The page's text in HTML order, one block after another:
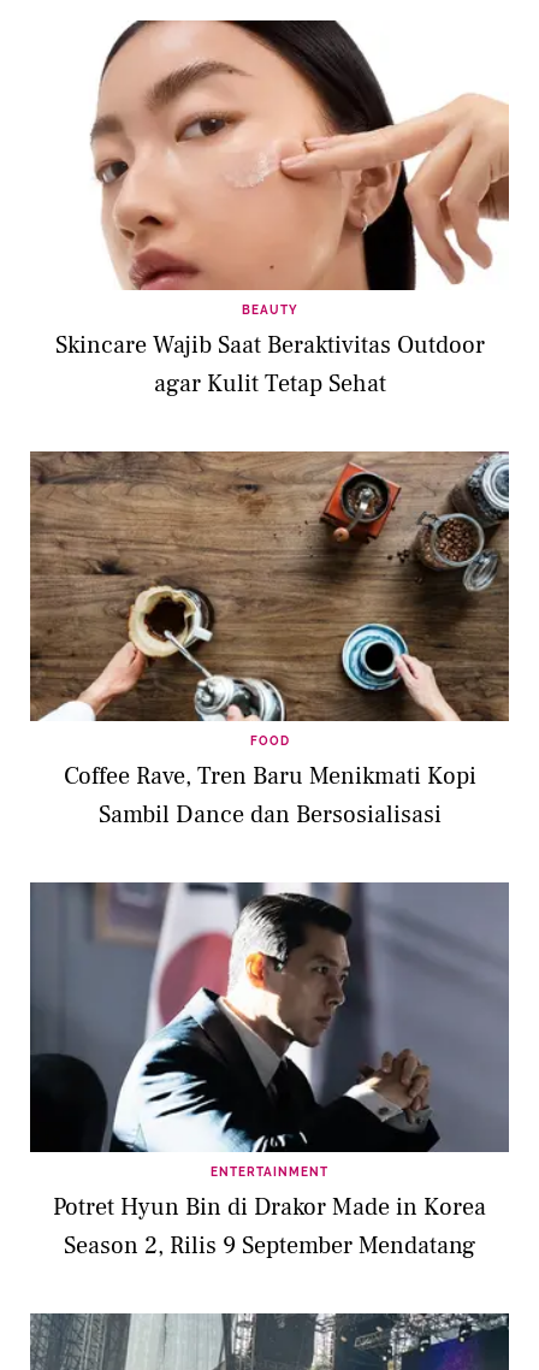
BEAUTY
Skincare Wajib Saat Beraktivitas Outdoor
agar Kulit Tetap Sehat
FOOD
Coffee Rave, Tren Baru Menikmati Kopi
Sambil Dance dan Bersosialisasi
ENTERTAINMENT
Potret Hyun Bin di Drakor Made in Korea
Season 2, Rilis 9 September Mendatang